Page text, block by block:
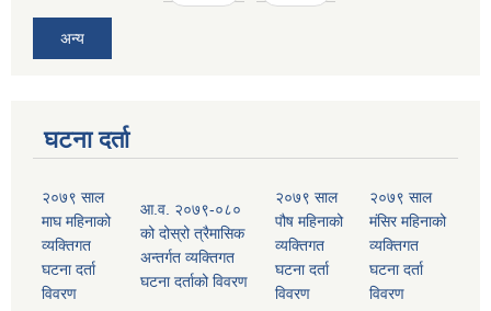
अन्य
घटना दर्ता
२०७९ साल
माघ महिनाको
व्यक्तिगत
घटना दर्ता
विवरण
आ.व. २०७९-०८०
को दोस्रो त्रैमासिक
अन्तर्गत व्यक्तिगत
घटना दर्ताको विवरण
२०७९ साल
पौष महिनाको
व्यक्तिगत
घटना दर्ता
विवरण
२०७९ साल
मंसिर महिनाको
व्यक्तिगत
घटना दर्ता
विवरण